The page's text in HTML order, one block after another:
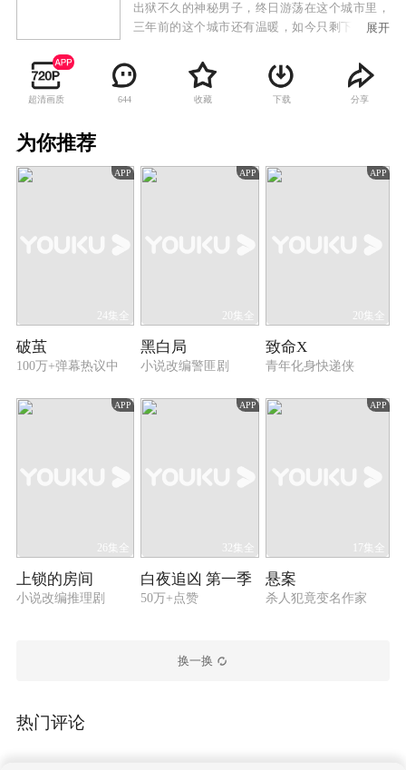
出狱不久的神秘男子，终日游荡在这个城市里，
三年前的这个城市还有温暖，如今只剩下了恨，
然后杀掉那个毁灭他生活的人。血液病医生林萧
峰，保险推销员纪凡，两人人生轨迹本无交集，
但因为同样的问题生生的撞在了一起，他们都需
母亲。自诩是金融精英的六哥，其实只是一个靠
展开
超清画质 644 收藏 下载 分享
为你推荐
APP
24集全
破茧
100万+弹幕热议中
APP
20集全
黑白局
小说改编警匪剧
APP
20集全
致命X
青年化身快递侠
APP
26集全
上锁的房间
小说改编推理剧
APP
32集全
白夜追凶 第一季
50万+点赞
APP
17集全
悬案
杀人犯竟变名作家
换一换
热门评论